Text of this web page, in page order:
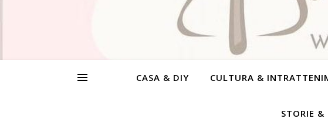
CASA & DIY CULTURA &
STORIE &